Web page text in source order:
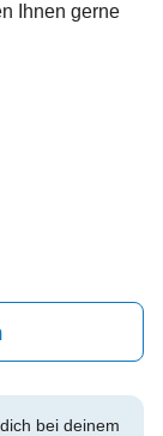
Ihnen gerne
bei deinem